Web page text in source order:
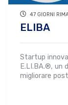
47 GIORNI
ELIBA
Startup
E.LI.BA.®, un
migliorare